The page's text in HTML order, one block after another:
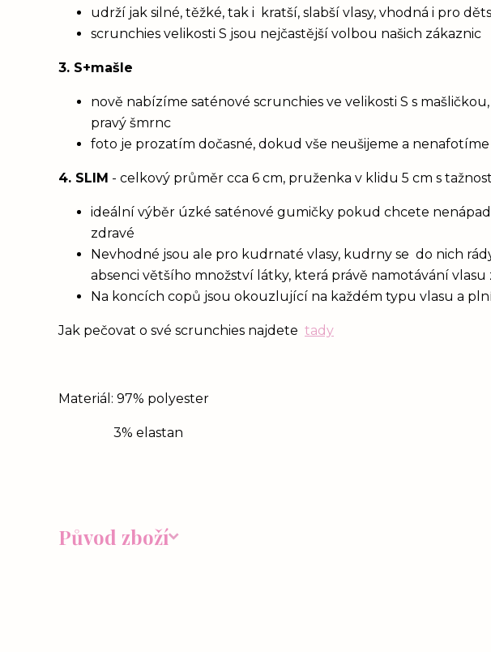
udrží jak silné, těžké, tak i kratší, slabší vlasy, vhodná i pro
scrunchies velikosti S jsou nejčastější volbou našich zákaznic
3. S+mašle
nově nabízíme saténové scrunchies ve velikosti S s
pravý šmrnc
foto je prozatím dočasné, dokud vše neušijeme a
4. SLIM - celkový průměr cca 6 cm, pruženka v klidu 5 cm s
ideální výběr úzké saténové gumičky pokud chcete
zdravé
Nevhodné jsou ale pro kudrnaté vlasy, kudrny se do nich
absenci většího množství látky, která právě namotávání vlasu
Na koncích copů jsou okouzlující na každém typu vlasu a
Jak pečovat o své scrunchies najdete tady
Materiál: 97% polyester
3% elastan
Původ zboží